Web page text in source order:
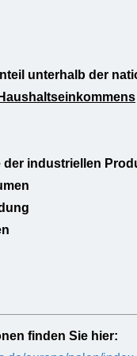
unterhalb der
der industriellen
finden Sie hier: